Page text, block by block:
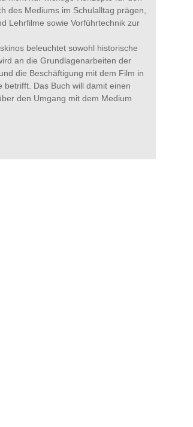
des Mediums im Schulalltag prägen,
Lehrfilme sowie Vorführtechnik zur
beleuchtet sowohl historische
an die Grundlagenarbeiten der
die Beschäftigung mit dem Film in
Das Buch will damit einen
den Umgang mit dem Medium